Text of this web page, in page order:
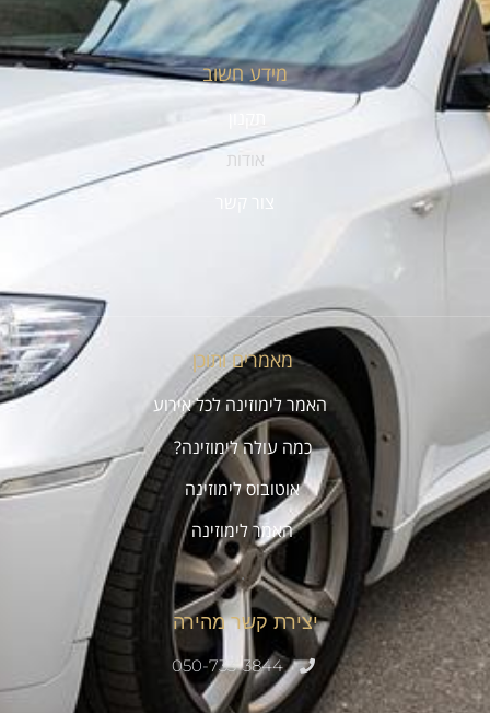
מידע חשוב
אודות
צור קשר
מאמרים ותוכן
האמר לימוזינה לכל אירוע
כמה עולה לימוזינה?
אוטובוס לימוזינה
האמר לימוזינה
.
יצירת קשר מהירה
050-733-3844